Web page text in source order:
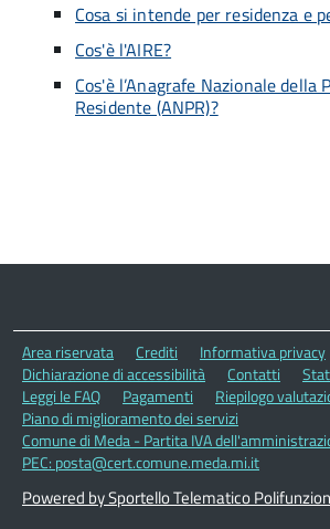
Cosa si intende per residenza e
Cos'è l'AIRE?
Cos'è l’Anagrafe Nazionale della
Residente (ANPR)?
Area riservata Crediti Informativa privacy
Dichiarazione di accessibilità
Contatti
Leggi le FAQ
Pagamenti
Riepilogo
Piano di miglioramento dei servizi
Comune di Meda - Partita IVA
PEC: posta@cert.comune.meda.mi.it
Powered by Sportello Telematico